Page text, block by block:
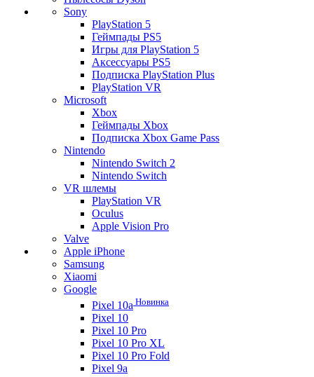
Sony
PlayStation 5
Геймпады PS5
Игры для PlayStation 5
Аксессуары PS5
Подписка PlayStation Plus
PlayStation VR
Microsoft
Xbox
Геймпады Xbox
Подписка Xbox Game Pass
Nintendo
Nintendo Switch 2
Nintendo Switch
VR шлемы
PlayStation VR
Oculus
Apple Vision Pro
Valve
Apple iPhone
Samsung
Xiaomi
Google
Pixel 10a Новинка
Pixel 10
Pixel 10 Pro
Pixel 10 Pro XL
Pixel 10 Pro Fold
Pixel 9a